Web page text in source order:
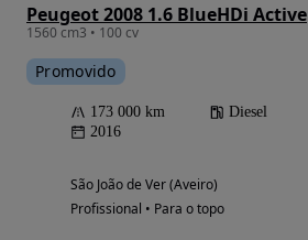
Peugeot 2008 1.6 BlueHDi Active
1560 cm3 • 100 cv
Promovido
173 000 km Diesel
2016
São João de Ver (Aveiro)
Profissional • Para o topo